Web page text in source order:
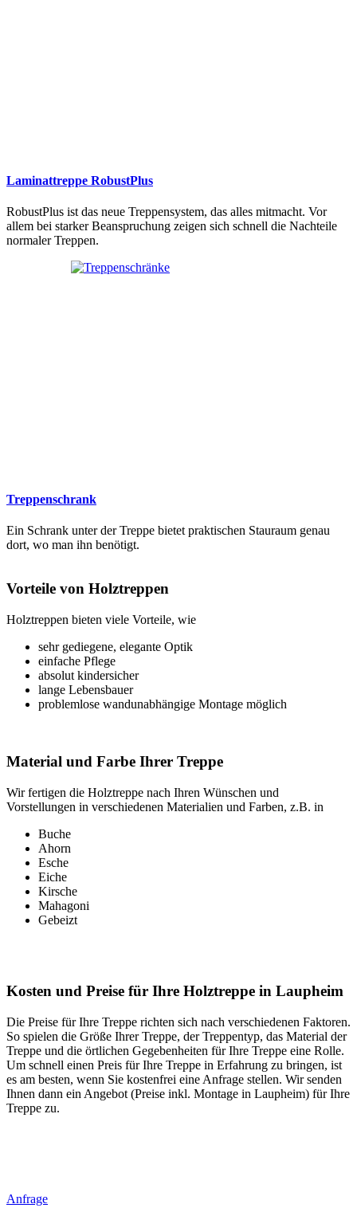
Laminattreppe RobustPlus
RobustPlus ist das neue Treppensystem, das alles mitmacht. Vor
allem bei starker Beanspruchung zeigen sich schnell die Nachteile
normaler Treppen.
Treppenschrank
Ein Schrank unter der Treppe bietet praktischen Stauraum genau
dort, wo man ihn benötigt.
Vorteile von Holztreppen
Holztreppen bieten viele Vorteile, wie
sehr gediegene, elegante Optik
einfache Pflege
absolut kindersicher
lange Lebensbauer
problemlose wandunabhängige Montage möglich
Material und Farbe Ihrer Treppe
Wir fertigen die Holztreppe nach Ihren Wünschen und
Vorstellungen in verschiedenen Materialien und Farben, z.B. in
Buche
Ahorn
Esche
Eiche
Kirsche
Mahagoni
Gebeizt
Kosten und Preise für Ihre Holztreppe in Laupheim
Die Preise für Ihre Treppe richten sich nach verschiedenen Faktoren.
So spielen die Größe Ihrer Treppe, der Treppentyp, das Material der
Treppe und die örtlichen Gegebenheiten für Ihre Treppe eine Rolle.
Um schnell einen Preis für Ihre Treppe in Erfahrung zu bringen, ist
es am besten, wenn Sie kostenfrei eine Anfrage stellen. Wir senden
Ihnen dann ein Angebot (Preise inkl. Montage in Laupheim) für Ihre
Treppe zu.
Anfrage